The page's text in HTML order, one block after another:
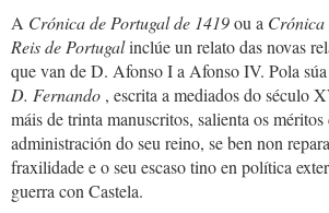
A Crónica de Portugal de 1419ou a Crónica
Reis de Portugalinclúe un relato das novas
que van de D. Afonso I a Afonso IV. Pola súa
D. Fernando , escrita a mediados do século
máis de trinta manuscritos, salienta os méritos
administración do seu reino, se ben non
fraxilidade e o seu escaso tino en política
guerra con Castela.